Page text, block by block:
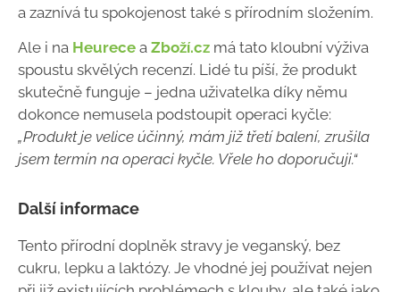
a zaznívá tu spokojenost také s přírodním složením.
Ale i na Heurece a Zboží.cz má tato kloubní výživa
spoustu skvělých recenzí. Lidé tu píší, že produkt
skutečně funguje – jedna uživatelka díky němu
dokonce nemusela podstoupit operaci kyčle:
„Produkt je velice účinný, mám již třetí balení, zrušila
jsem termín na operaci kyčle. Vřele ho doporučuji.“
Další informace
Tento přírodní doplněk stravy je veganský, bez
cukru, lepku a laktózy. Je vhodné jej používat nejen